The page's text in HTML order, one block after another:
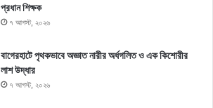
প্রধান শিক্ষক
৭ আগস্ট, ২০২৬
বাগেরহাটে পৃথকভাবে অজ্ঞাত নারীর অর্ধগলিত ও এক কিশোরীর
লাশ উদ্ধার
৭ আগস্ট, ২০২৬